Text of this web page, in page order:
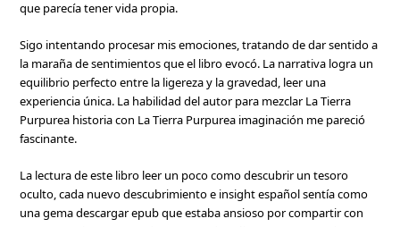
que parecía tener vida propia.
Sigo intentando procesar mis emociones, tratando de dar sentido a
la maraña de sentimientos que el libro evocó. La narrativa logra un
equilibrio perfecto entre la ligereza y la gravedad, leer una
experiencia única. La habilidad del autor para mezclar La Tierra
Purpurea historia con La Tierra Purpurea imaginación me pareció
fascinante.
La lectura de este libro leer un poco como descubrir un tesoro
oculto, cada nuevo descubrimiento e insight español sentía como
una gema descargar epub que estaba ansioso por compartir con